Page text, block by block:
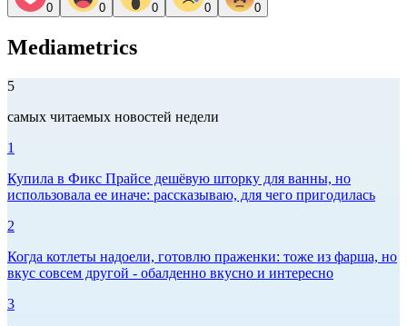
0 0 0 0 0
Mediametrics
5
самых читаемых новостей недели
1
Купила в Фикс Прайсе дешёвую шторку для ванны, но
использовала ее иначе: рассказываю, для чего пригодилась
2
Когда котлеты надоели, готовлю праженки: тоже из фарша, но
вкус совсем другой - обалденно вкусно и интересно
3